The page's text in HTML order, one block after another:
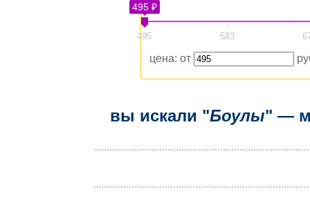
495 ₽
495 583
цена: от
вы искали "Боулы" —